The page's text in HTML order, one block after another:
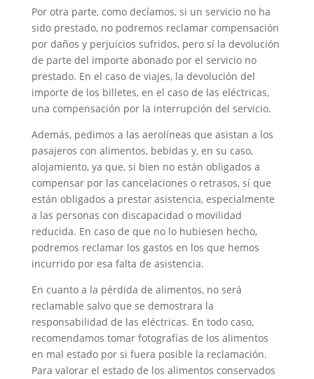
Por otra parte, como decíamos, si un servicio no ha
sido prestado, no podremos reclamar compensación
por daños y perjuicios sufridos, pero sí la devolución
de parte del importe abonado por el servicio no
prestado. En el caso de viajes, la devolución del
importe de los billetes, en el caso de las eléctricas,
una compensación por la interrupción del servicio.
Además, pedimos a las aerolíneas que asistan a los
pasajeros con alimentos, bebidas y, en su caso,
alojamiento, ya que, si bien no están obligados a
compensar por las cancelaciones o retrasos, sí que
están obligados a prestar asistencia, especialmente
a las personas con discapacidad o movilidad
reducida. En caso de que no lo hubiesen hecho,
podremos reclamar los gastos en los que hemos
incurrido por esa falta de asistencia.
En cuanto a la pérdida de alimentos, no será
reclamable salvo que se demostrara la
responsabilidad de las eléctricas. En todo caso,
recomendamos tomar fotografías de los alimentos
en mal estado por si fuera posible la reclamación.
Para valorar el estado de los alimentos conservados